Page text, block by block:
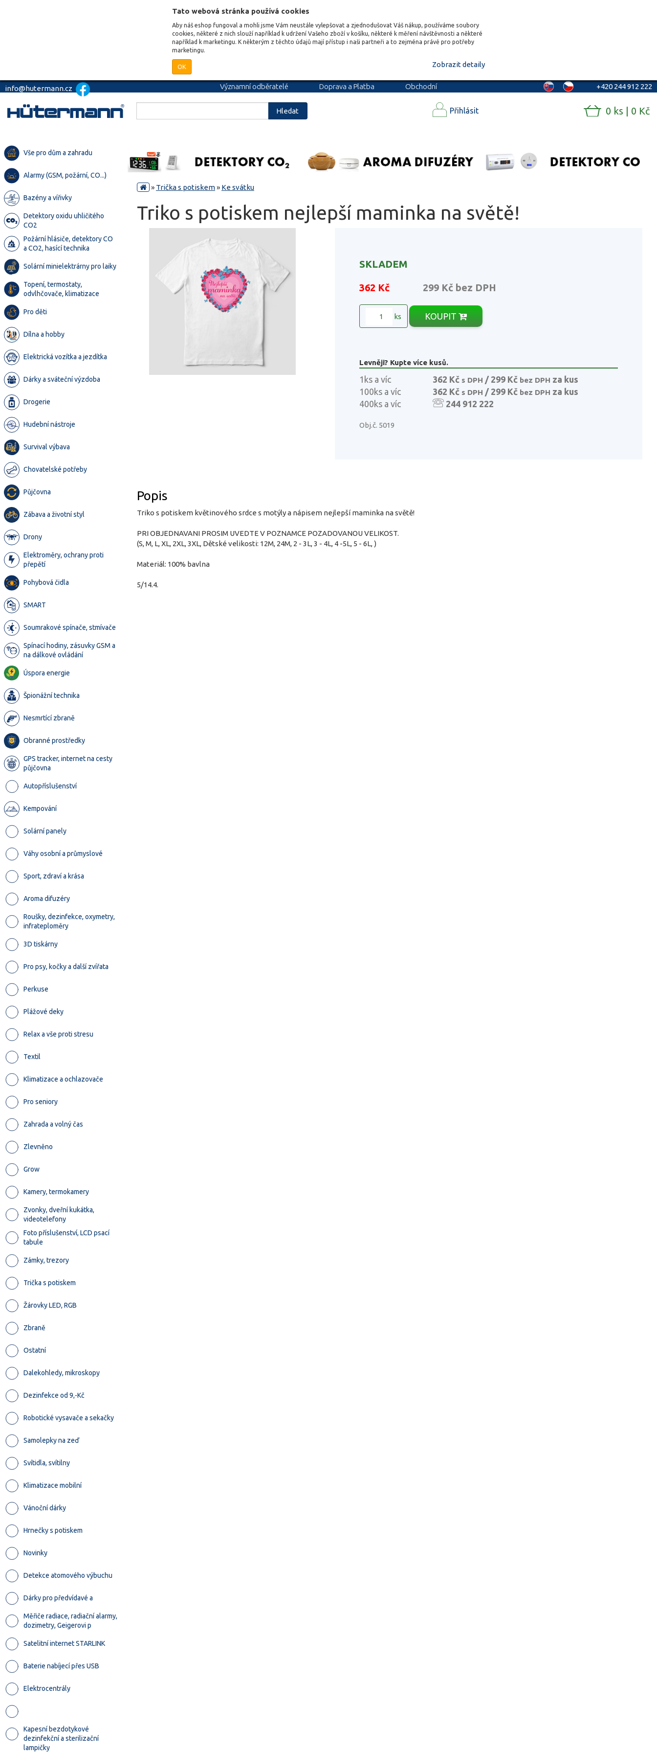
Tato webová stránka používá cookies
Aby náš eshop fungoval a mohli jsme Vám neustále vylepšovat a zjednodušovat Váš nákup, používáme soubory
cookies, některé z nich slouží například k udržení Vašeho zboží v košíku, některé k měření návštěvnosti a některé
například k marketingu. K některým z těchto údajů mají přístup i naši partneři a to zejména právě pro potřeby
marketingu.
OK Zobrazit detaily
info@hutermann.cz Významní odběratelé Doprava a Platba
Obchodní
+420 244 912 222
Hledat Přihlásit 0 ks | 0 Kč
Vše pro dům a zahradu
Alarmy (GSM, požární, CO...)
Bazény a vířivky
Detektory oxidu uhličitého
CO2
Požární hlásiče, detektory CO
a CO2, hasící technika
Solární minielektrárny pro laiky
Topení, termostaty,
odvlhčovače, klimatizace
Pro děti
Dílna a hobby
Elektrická vozítka a jezdítka
Dárky a sváteční výzdoba
Drogerie
Hudební nástroje
Survival výbava
Chovatelské potřeby
Půjčovna
Zábava a životní styl
Drony
Elektroměry, ochrany proti
přepětí
Pohybová čidla
SMART
Soumrakové spínače, stmívače
Spínací hodiny, zásuvky GSM a
na dálkové ovládání
Úspora energie
Špionážní technika
Nesmrtící zbraně
Obranné prostředky
GPS tracker, internet na cesty
půjčovna
Autopříslušenství
Kempování
Solární panely
Váhy osobní a průmyslové
Sport, zdraví a krása
Aroma difuzéry
Roušky, dezinfekce, oxymetry,
infrateploměry
3D tiskárny
Pro psy, kočky a další zvířata
Perkuse
Plážové deky
Relax a vše proti stresu
Textil
Klimatizace a ochlazovače
Pro seniory
Zahrada a volný čas
Zlevněno
Grow
Kamery, termokamery
Zvonky, dveřní kukátka,
videotelefony
Foto příslušenství, LCD psací
tabule
Zámky, trezory
Trička s potiskem
Žárovky LED, RGB
Zbraně
Ostatní
Dalekohledy, mikroskopy
Dezinfekce od 9,-Kč
Robotické vysavače a sekačky
Samolepky na zeď
Svítidla, svítilny
Klimatizace mobilní
Vánoční dárky
Hrnečky s potiskem
Novinky
Detekce atomového výbuchu
Dárky pro předvídavé a
Měřiče radiace, radiační alarmy,
dozimetry, Geigerovi p
Satelitní internet STARLINK
Baterie nabíjecí přes USB
Elektrocentrály
Kapesní bezdotykové
dezinfekční a sterilizační
lampičky
» Trička s potiskem» Ke svátku
Triko s potiskem nejlepší maminka na světě!
SKLADEM
362 Kč 299 Kč bez DPH
ks KOUPIT
Levněji? Kupte více kusů.
1ks a víc 362 Kčs DPH / 299 Kč bez DPH za kus
100ks a víc
362 Kčs DPH / 299 Kč bez DPH za kus
400ks a víc
244 912 222
Obj.č. 5019
Popis
Triko s potiskem květinového srdce s motýly a nápisem nejlepší maminka na světě!
PRI OBJEDNAVANI PROSIM UVEDTE V POZNAMCE POZADOVANOU VELIKOST.
(S, M, L, XL, 2XL, 3XL, Dětské velikosti: 12M, 24M, 2 - 3L, 3 - 4L, 4 -5L, 5 - 6L, )
Materiál: 100% bavlna
5/14.4.